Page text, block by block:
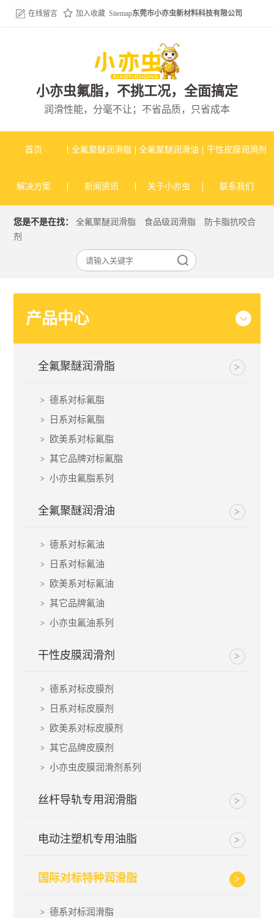
在线留言 加入收藏 Sitemap东莞市小亦虫新材料科技有限公司
小亦虫氟脂，不挑工况，全面搞定
润滑性能，分毫不让；不省品质，只省成本
首页 全氟聚醚润滑脂 全氟聚醚润滑油 干性皮膜润滑剂
解决方案 新闻资讯 关于小亦虫 联系我们
您是不是在找：全氟聚醚润滑脂 食品级润滑脂
防卡脂抗咬合
剂
产品中心
全氟聚醚润滑脂
德系对标氟脂
日系对标氟脂
欧美系对标氟脂
其它品牌对标氟脂
小亦虫氟脂系列
全氟聚醚润滑油
德系对标氟油
日系对标氟油
欧美系对标氟油
其它品牌氟油
小亦虫氟油系列
干性皮膜润滑剂
德系对标皮膜剂
日系对标皮膜剂
欧美系对标皮膜剂
其它品牌皮膜剂
小亦虫皮膜润滑剂系列
丝杆导轨专用润滑脂
电动注塑机专用油脂
国际对标特种润滑脂
德系对标润滑脂